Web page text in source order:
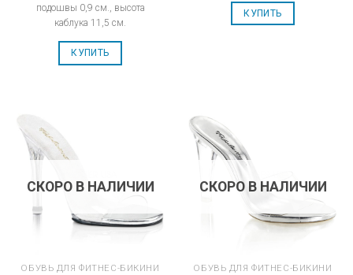
подошвы 0,9 см., высота
каблука 11,5 см.
КУПИТЬ
КУПИТЬ
СКОРО В НАЛИЧИИ
ОБУВЬ ДЛЯ ФИТНЕС-БИКИНИ
СКОРО В НАЛИЧИИ
ОБУВЬ ДЛЯ ФИТНЕС-БИКИНИ